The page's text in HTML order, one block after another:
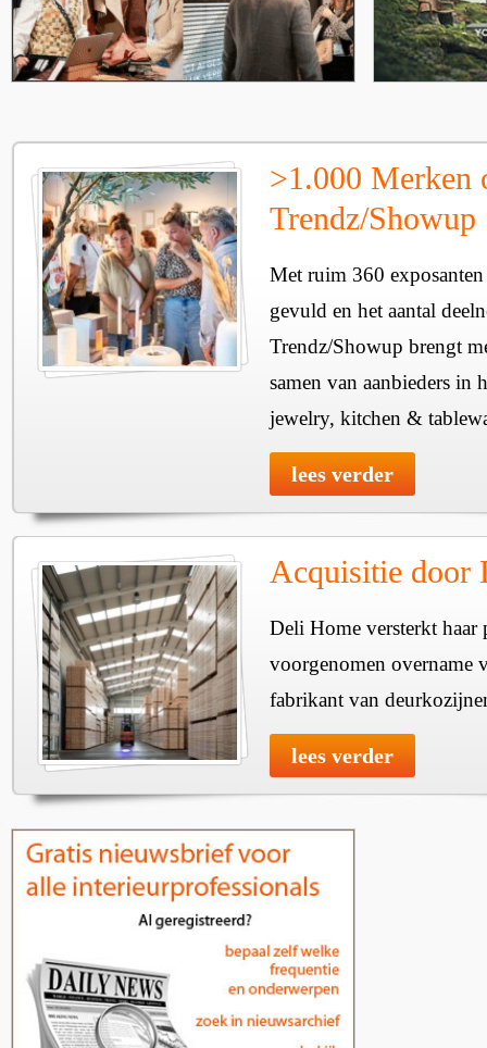
>1.000 Merken
Trendz/Showup
Met ruim 360
gevuld en het aantal
Trendz/Showup brengt
samen van aanbieders in
jewelry, kitchen &
lees verder
Acquisitie door
Deli Home versterkt haar
voorgenomen overname
fabrikant van
lees verder